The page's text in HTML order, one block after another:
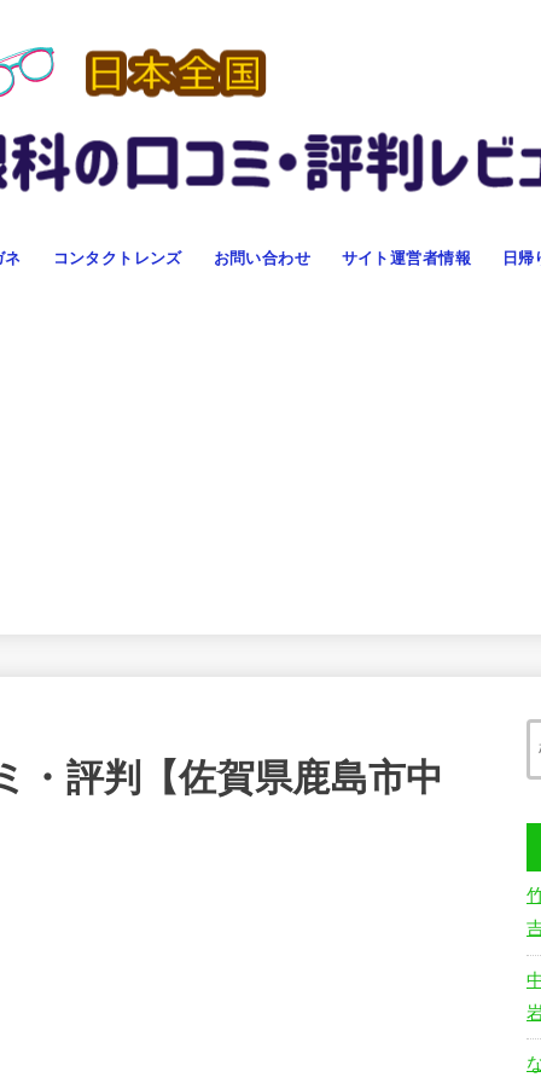
ネ コンタクトレンズ お問い合わせ サイト運営者情報 日帰
・評判【佐賀県鹿島市中